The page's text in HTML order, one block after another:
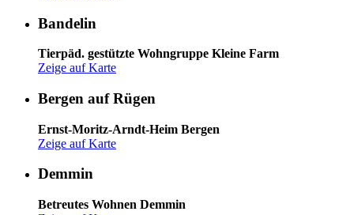
Bandelin
Tierpäd. gestützte Wohngruppe Kleine Farm
Zeige auf Karte
Bergen auf Rügen
Ernst-Moritz-Arndt-Heim Bergen
Zeige auf Karte
Demmin
Betreutes Wohnen Demmin